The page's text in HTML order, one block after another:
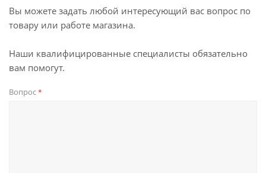
Вы можете задать любой интересующий вас вопрос по
товару или работе магазина.
Наши квалифицированные специалисты обязательно
вам помогут.
Вопрос*